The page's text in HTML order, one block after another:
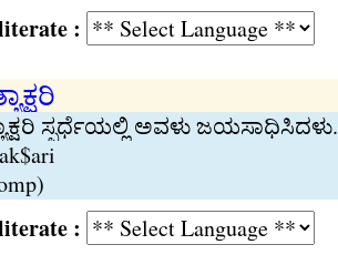
:
ಸ್ಫರ್ಧೆಯಲ್ಲಿ ಅವಳು ಜಯಸಾಧಿಸಿದಳು.
: